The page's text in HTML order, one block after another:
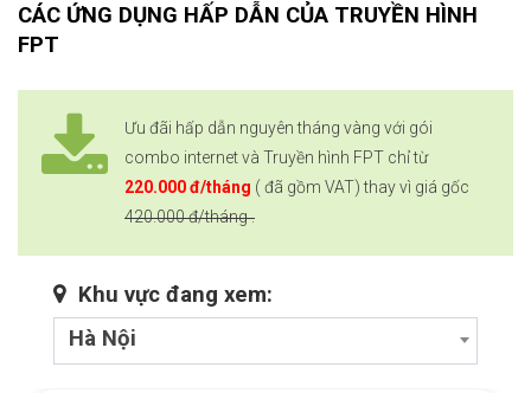
CÁC ỨNG DỤNG HẤP DẪN CỦA TRUYỀN HÌNH
FPT
Ưu đãi hấp dẫn nguyên tháng vàng với gói
combo internet và Truyền hình FPT chỉ từ
220.000 đ/tháng ( đã gồm VAT) thay vì giá gốc
420.000 đ/tháng .
Khu vực đang xem:
Hà Nội